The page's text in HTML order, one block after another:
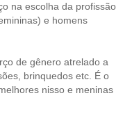
na escolha da profissão
e homens
de gênero atrelado a
brinquedos etc. É o
nisso e meninas